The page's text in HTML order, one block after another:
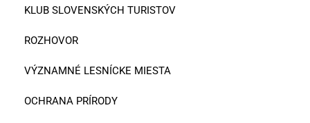
KLUB SLOVENSKÝCH TURISTOV
ROZHOVOR
VÝZNAMNÉ LESNÍCKE MIESTA
OCHRANA PRÍRODY